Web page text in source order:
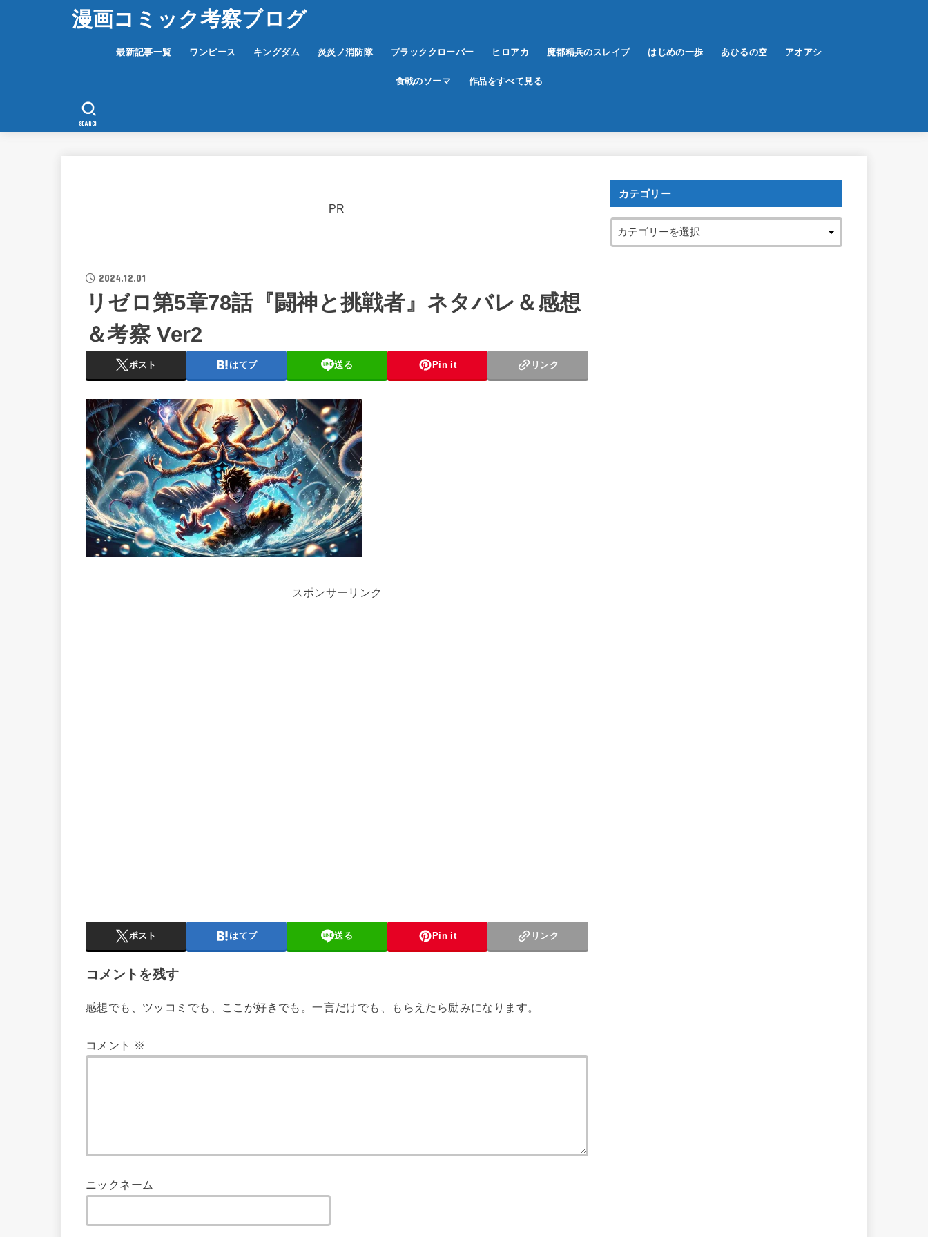
漫画コミック考察ブログ
最新記事一覧 ワンピース キングダム 炎炎ノ消防隊 ブラッククローバー ヒロアカ 魔都精兵のスレイブ はじめの一歩 あひるの空 アオアシ
食戟のソーマ 作品をすべて見る
SEARCH
PR
2024.12.01
リゼロ第5章78話『闘神と挑戦者』ネタバレ＆感想
＆考察 Ver2
ポスト はてブ 送る Pin it リンク
スポンサーリンク
ポスト はてブ 送る Pin it リンク
コメントを残す
感想でも、ツッコミでも、ここが好きでも。一言だけでも、もらえたら励みになります。
コメント ※
ニックネーム
カテゴリー